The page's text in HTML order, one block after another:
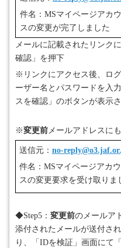
件名：MSマイページアカ
スの変更が完了しました
メールに記載されたリンク
確認」を押下
※リンクにアクセス後、ロ
ーザー名とパスワードを入
スを確認」のボタンが表示さ
※変更前メールアドレスに
送信元： no-
件名： MSマイページアカ
スの変更要求を受け取りま
◆Step5 ： 変更前のメールア
添付されたメールが送付され
り、「 IDを検証」画面にて